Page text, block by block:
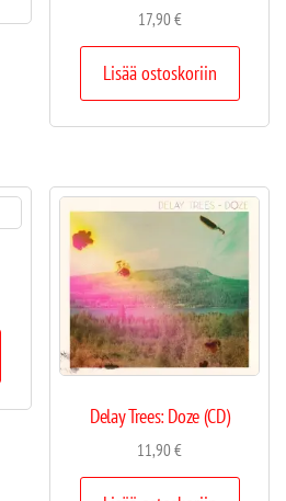
17,90€
Lisää ostoskoriin
Delay Trees: Doze (CD)
11,90€